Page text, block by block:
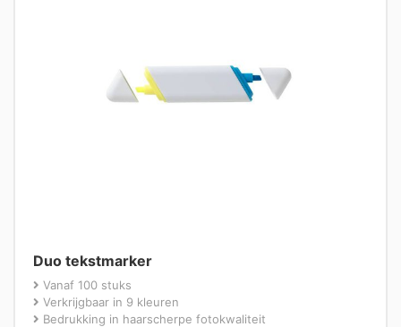
Duo tekstmarker
Vanaf 100 stuks
Verkrijgbaar in 9 kleuren
Bedrukking in haarscherpe fotokwaliteit